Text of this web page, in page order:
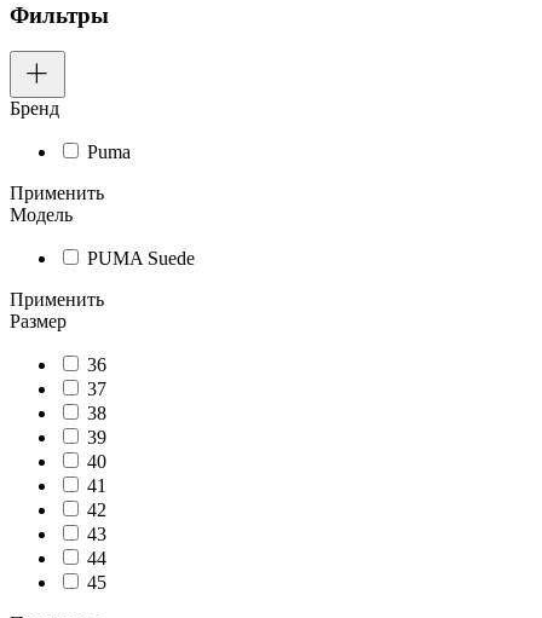
Фильтры
Бренд
Puma
Применить
Модель
PUMA Suede
Применить
Размер
36
37
38
39
40
41
42
43
44
45